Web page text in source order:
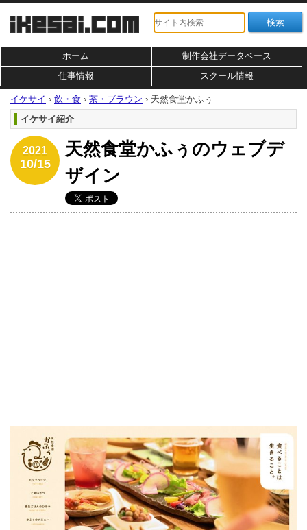
ホーム
制作会社データベース
仕事情報
スクール情報
イケサイ › 飲・食 › 茶・ブラウン › 天然食堂かふぅ
イケサイ紹介
2021
10/15
天然食堂かふぅのウェブデ
ザイン